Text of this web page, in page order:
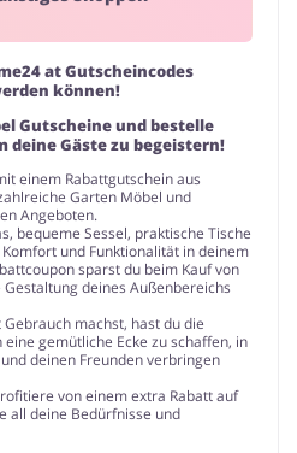
at Gutscheincodes
können!
Gutscheine und bestelle
deine Gäste zu begeistern!
einem Rabattgutschein aus
Garten Möbel und
Angeboten.
bequeme Sessel, praktische Tische
und Funktionalität in deinem
sparst du beim Kauf von
deines Außenbereichs
machst, hast du die
gemütliche Ecke zu schaffen, in
deinen Freunden verbringen
von einem extra Rabatt auf
all deine Bedürfnisse und